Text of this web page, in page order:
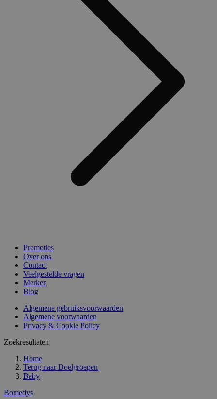
Promoties
Over ons
Contact
Veelgestelde vragen
Merken
Blog
Algemene gebruiksvoorwaarden
Algemene voorwaarden
Privacy & Cookie Policy
Zoekresultaten
Home
Terug naar Doelgroepen
Baby
Bomedys